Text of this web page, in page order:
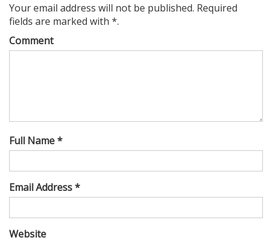
Your email address will not be published. Required
fields are marked with *.
Comment
Full Name *
Email Address *
Website